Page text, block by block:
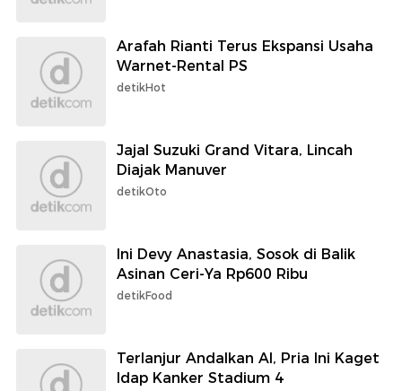
Arafah Rianti Terus Ekspansi Usaha
Warnet-Rental PS
detikHot
Jajal Suzuki Grand Vitara, Lincah
Diajak Manuver
detikOto
Ini Devy Anastasia, Sosok di Balik
Asinan Ceri-Ya Rp600 Ribu
detikFood
Terlanjur Andalkan AI, Pria Ini Kaget
Idap Kanker Stadium 4